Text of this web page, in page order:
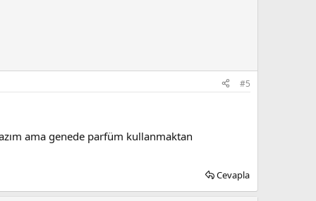
#5
ama genede parfüm kullanmaktan
Cevapla